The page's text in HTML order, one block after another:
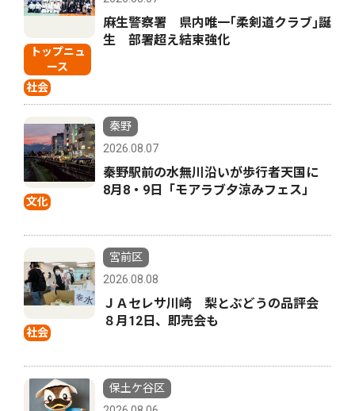
トップニュ
ース
社会
麻生警察署 県内唯一｢柔剣道クラブ｣誕
生 部署超え結束強化
文化
秦野
2026.08.07
秦野駅前の水無川沿いが歩行者天国に
8月8・9日「モアラブ夕涼みフェス」
社会
宮前区
2026.08.08
ＪＡセレサ川崎 梨とぶどうの品評会
８月12日、即売会も
保土ケ谷区